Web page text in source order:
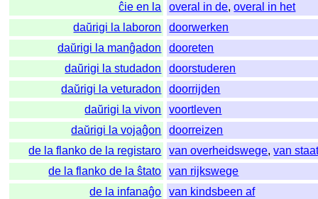
ĉie en la
overal in de,overal in het
daŭrigi la laboron
doorwerken
daŭrigi la manĝadon
dooreten
daŭrigi la studadon
doorstuderen
daŭrigi la veturadon
doorrijden
daŭrigi la vivon
voortleven
daŭrigi la vojaĝon
doorreizen
de la flanko de la registaro
van overheidswege,van
de la flanko de la ŝtato
van rijkswege
de la infanaĝo
van kindsbeen af